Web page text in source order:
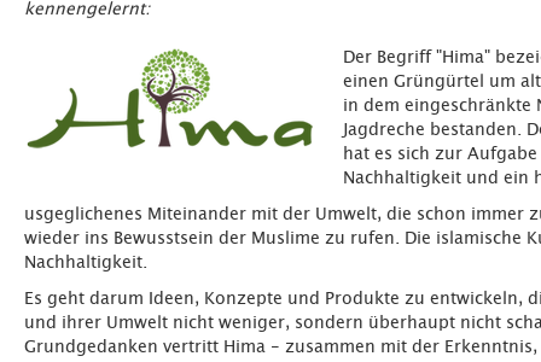
kennengelernt:
Der Begriff "Hima"
einen Grüngürtel um
in dem eingeschränkte
Jagdreche bestanden.
hat es sich zur
Nachhaltigkeit und ein
usgeglichenes Miteinander mit der Umwelt, die schon immer
wieder ins Bewusstsein der Muslime zu rufen. Die islamische
Nachhaltigkeit.
Es geht darum Ideen, Konzepte und Produkte zu entwickeln,
und ihrer Umwelt nicht weniger, sondern überhaupt nicht
Grundgedanken vertritt Hima - zusammen mit der Erkenntnis,